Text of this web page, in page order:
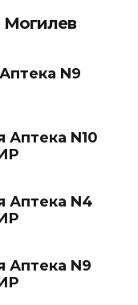
Могилев
N9
Аптека N10
Аптека N4
Аптека N9